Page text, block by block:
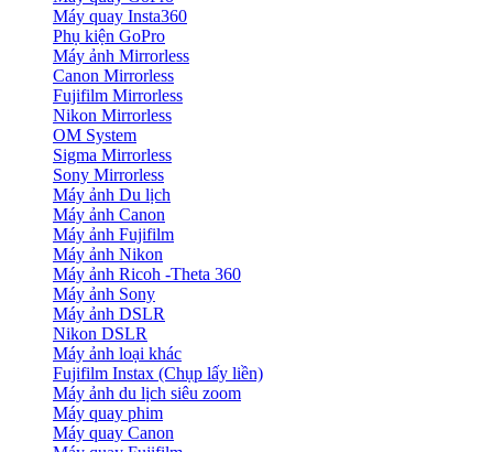
Máy quay Insta360
Phụ kiện GoPro
Máy ảnh Mirrorless
Canon Mirrorless
Fujifilm Mirrorless
Nikon Mirrorless
OM System
Sigma Mirrorless
Sony Mirrorless
Máy ảnh Du lịch
Máy ảnh Canon
Máy ảnh Fujifilm
Máy ảnh Nikon
Máy ảnh Ricoh -Theta 360
Máy ảnh Sony
Máy ảnh DSLR
Nikon DSLR
Máy ảnh loại khác
Fujifilm Instax (Chụp lấy liền)
Máy ảnh du lịch siêu zoom
Máy quay phim
Máy quay Canon